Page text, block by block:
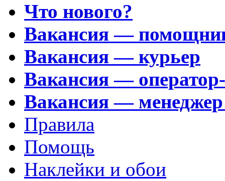
Что нового?
Вакансия —
Вакансия — курьер
Вакансия —
Вакансия —
Правила
Помощь
Наклейки и обои